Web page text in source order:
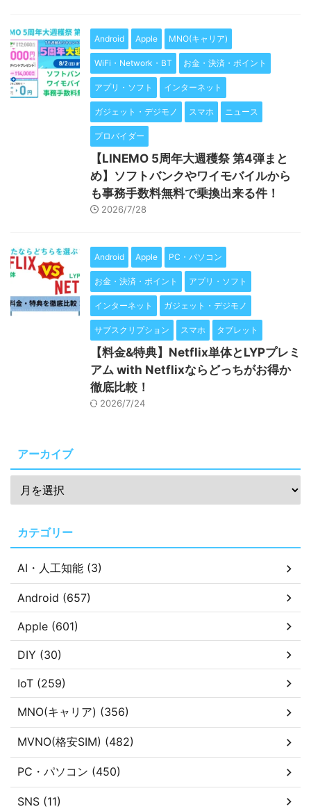
Android Apple MNO(キャリア)
WiFi・Network・BT お金・決済・ポイント
アプリ・ソフト インターネット
ガジェット・デジモノ スマホ ニュース
プロバイダー
【LINEMO 5周年大週穫祭 第4弾まと
め】ソフトバンクやワイモバイルから
も事務手数料無料で乗換出来る件！
2026/7/28
Android Apple PC・パソコン
お金・決済・ポイント アプリ・ソフト
インターネット ガジェット・デジモノ
サブスクリプション スマホ タブレット
【料金&特典】Netflix単体とLYPプレミ
アム with Netflixならどっちがお得か
徹底比較！
2026/7/24
アーカイブ
カテゴリー
AI・人工知能 (3)
Android (657)
Apple (601)
DIY (30)
IoT (259)
MNO(キャリア) (356)
MVNO(格安SIM) (482)
PC・パソコン (450)
SNS (11)